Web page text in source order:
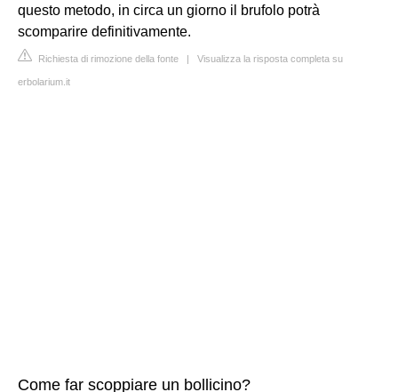
questo metodo, in circa un giorno il brufolo potrà
scomparire definitivamente.
Richiesta di rimozione della fonte | Visualizza la risposta completa su
erbolarium.it
Come far scoppiare un bollicino?